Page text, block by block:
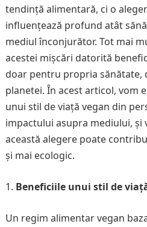
tendință alimentară, ci o
influențează profund atât
mediul înconjurător. Tot mai
acestei mișcări datorită
doar pentru propria sănătate,
planetei. În acest articol, vom
unui stil de viață vegan din
impactului asupra mediului, și
această alegere poate
și mai ecologic.
Beneficiile unui stil de
Un regim alimentar vegan